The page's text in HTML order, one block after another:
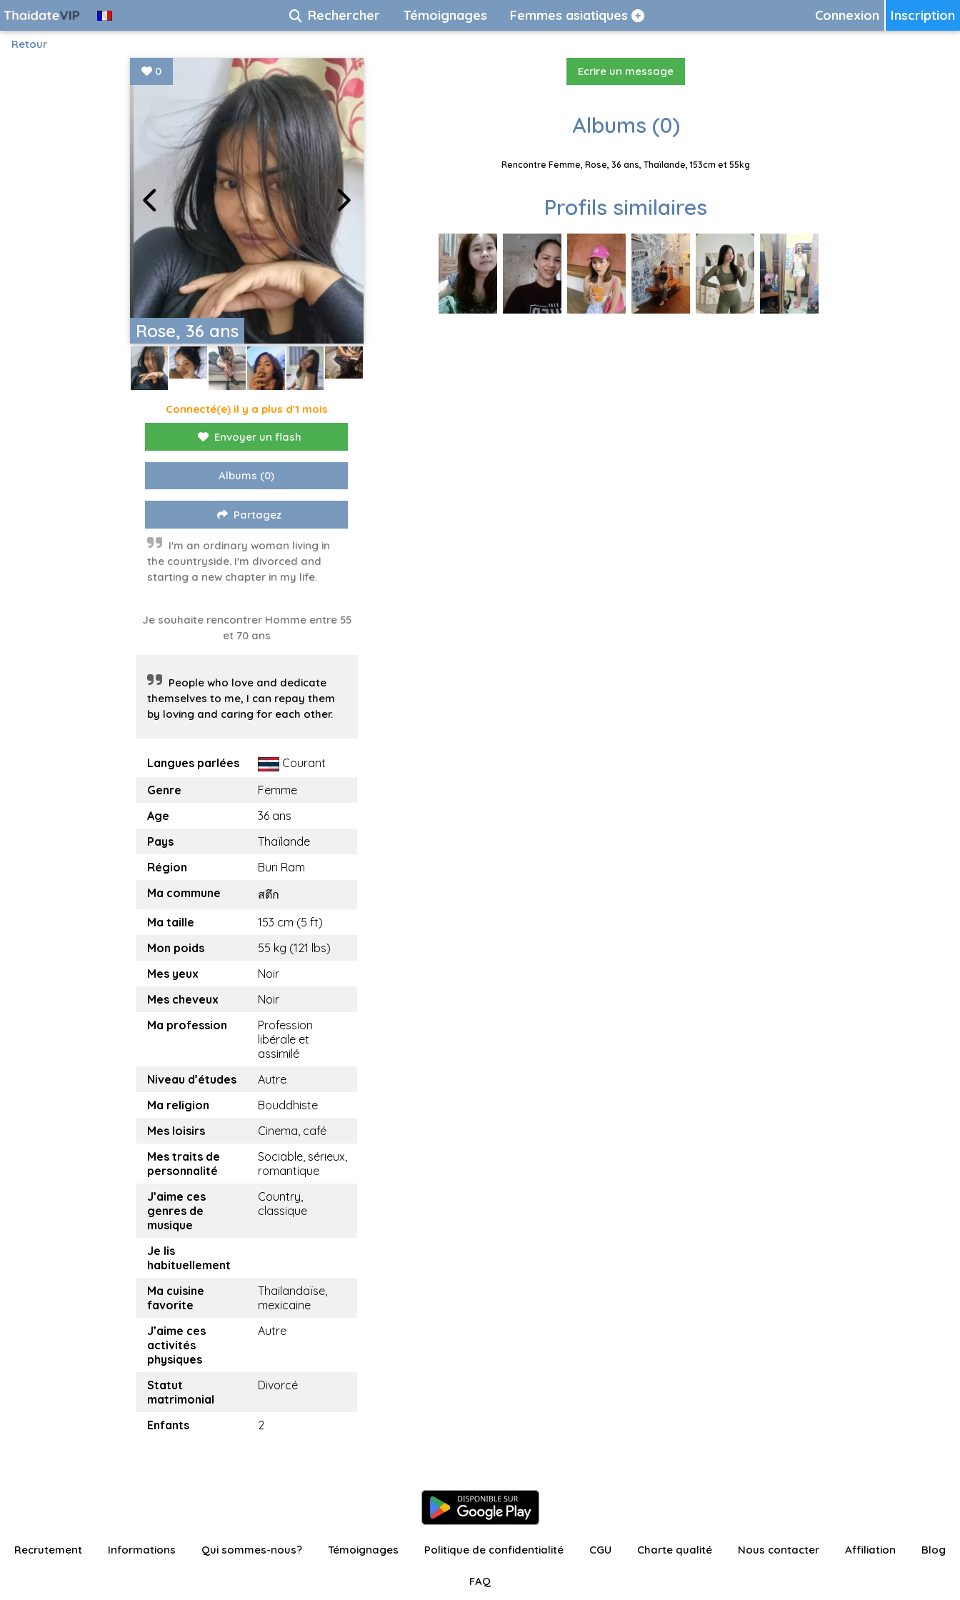
Inscription
Connexion
Rechercher Témoignages Femmes asiatiques
Retour
Rose, 36 ans
0
Connecté(e) il y a plus d'1 mois
Envoyer un flash
Albums (0)
Partagez
I'm an ordinary woman living in
the countryside. I'm divorced and
starting a new chapter in my life.
Je souhaite rencontrer Homme entre 55
et 70 ans
People who love and dedicate
themselves to me, I can repay them
by loving and caring for each other.
Langues parlées
Courant
Genre
Femme
Age
36 ans
Pays
Thaïlande
Région
Buri Ram
Ma commune
สตึก
Ma taille
153 cm (5 ft)
Mon poids
55 kg (121 lbs)
Mes yeux
Noir
Mes cheveux
Noir
Ma profession
Profession
libérale et
assimilé
Niveau d’études
Autre
Ma religion
Bouddhiste
Mes loisirs
Cinema, café
Mes traits de
personnalité
Sociable, sérieux,
romantique
J’aime ces
genres de
musique
Country,
classique
Je lis
habituellement
Ma cuisine
favorite
Thailandaïse,
mexicaine
J’aime ces
activités
physiques
Autre
Statut
matrimonial
Divorcé
Enfants 2
Ecrire un message
Albums (0)
Rencontre Femme, Rose, 36 ans, Thaïlande, 153cm et 55kg
Profils similaires
Recrutement Informations Qui sommes-nous? Témoignages Politique de confidentialité CGU Charte qualité Nous contacter Affiliation Blog
FAQ